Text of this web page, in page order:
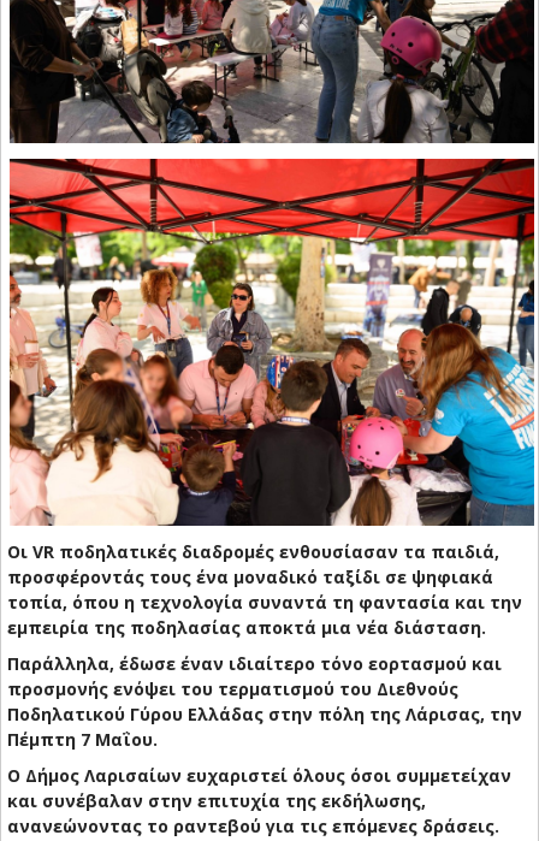
Οι VR ποδηλατικές διαδρομές ενθουσίασαν τα παιδιά,
προσφέροντάς τους ένα μοναδικό ταξίδι σε ψηφιακά
τοπία, όπου η τεχνολογία συναντά τη φαντασία και την
εμπειρία της ποδηλασίας αποκτά μια νέα διάσταση.
Παράλληλα, έδωσε έναν ιδιαίτερο τόνο εορτασμού και
προσμονής ενόψει του τερματισμού του Διεθνούς
Ποδηλατικού Γύρου Ελλάδας στην πόλη της Λάρισας, την
Πέμπτη 7 Μαΐου.
Ο Δήμος Λαρισαίων ευχαριστεί όλους όσοι συμμετείχαν
και συνέβαλαν στην επιτυχία της εκδήλωσης,
ανανεώνοντας το ραντεβού για τις επόμενες δράσεις.